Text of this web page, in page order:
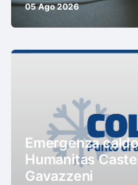
05 Ago 2026
Emergenza
Humanitas
Gavazzeni